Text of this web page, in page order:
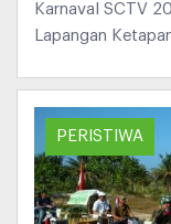
Karnaval SCTV
Lapangan
PERISTIWA